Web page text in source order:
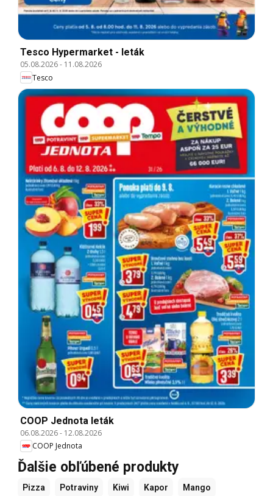
Tesco Hypermarket - leták
05.08.2026- 11.08.2026
Tesco
COOP Jednota leták
06.08.2026- 12.08.2026
COOP Jednota
Ďalšie obľúbené produkty
Pizza Potraviny Kiwi Kapor Mango